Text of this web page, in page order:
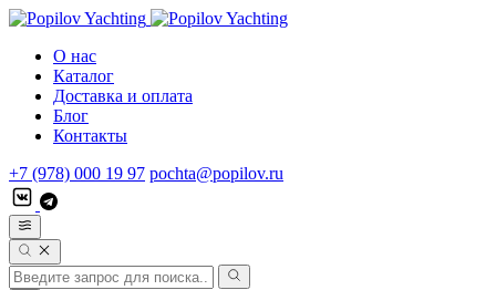
О нас
Каталог
Доставка и оплата
Блог
Контакты
+7 (978) 000 19 97 pochta@popilov.ru